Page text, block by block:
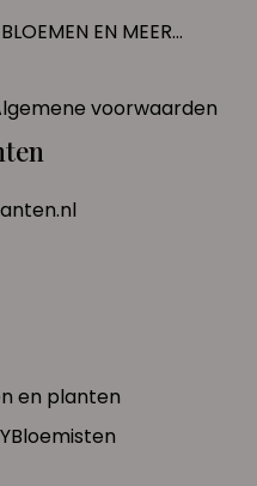
EN MEER...
voorwaarden
en planten